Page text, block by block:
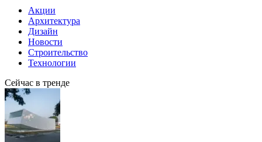
Акции
Архитектура
Дизайн
Новости
Строительство
Технологии
Сейчас в тренде